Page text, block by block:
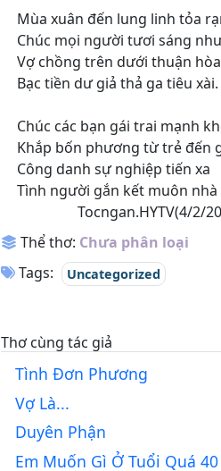
Mùa xuân đến lung linh tỏa
Chúc mọi người tươi sáng
Vợ chồng trên dưới thuận hòa
Bạc tiền dư giả thả ga tiêu xài.
Chúc các bạn gái trai mạnh
Khắp bốn phương từ trẻ đến
Công danh sự nghiệp tiến xa
Tình người gắn kết muôn nhà
Tocngan.HYTV(4/2/
Thể thơ: Chưa phân loại
Tags:
Uncategorized
Thơ cùng tác giả
Tình Đơn Phương
Vợ Là...
Duyên Phận
Em Muốn Gì Ở Tuổi Quá 40